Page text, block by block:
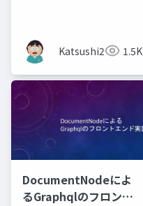
Katsushi21 1.5K
DocumentNodeによ
るGraphqlのフロント